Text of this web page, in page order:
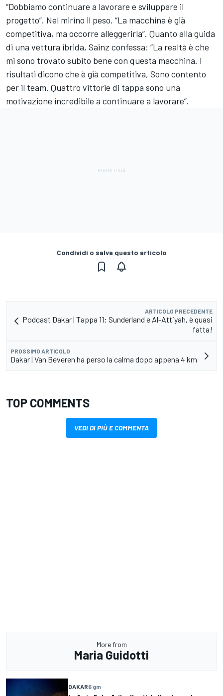
“Dobbiamo continuare a lavorare e sviluppare il
progetto”. Nel mirino il peso. “La macchina è già
competitiva, ma occorre alleggerirla”. Quanto alla guida
di una vettura ibrida, Sainz confessa: “La realtà è che
mi sono trovato subito bene con questa macchina. I
risultati dicono che è già competitiva, Sono contento
per il team. Quattro vittorie di tappa sono una
motivazione incredibile a continuare a lavorare”.
Condividi o salva questo articolo
ARTICOLO PRECEDENTE
Podcast Dakar | Tappa 11: Sunderland e Al-Attiyah, è quasi
fatta!
PROSSIMO ARTICOLO
Dakar | Van Beveren ha perso la calma dopo appena 4 km
TOP COMMENTS
VEDI DI PIÙ E COMMENTA
More from
Maria Guidotti
DAKAR6 gm